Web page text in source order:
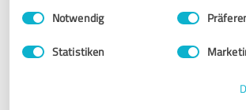
Impressum Datenschutzbestimmungen
Einwilligungsauswahl
Notwendig
Statistiken
SEHR GUT
ohne dabei den Blick auf Umsetzbarkeit